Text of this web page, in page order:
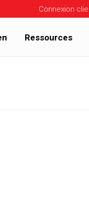
Connexion
Ressources